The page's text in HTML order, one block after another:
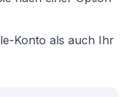
Konto als auch Ihr